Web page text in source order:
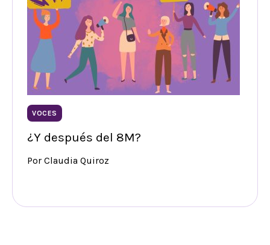
VOCES
¿Y después del 8M?
Por Claudia Quiroz